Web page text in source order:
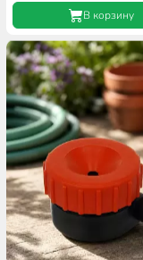
В корзину